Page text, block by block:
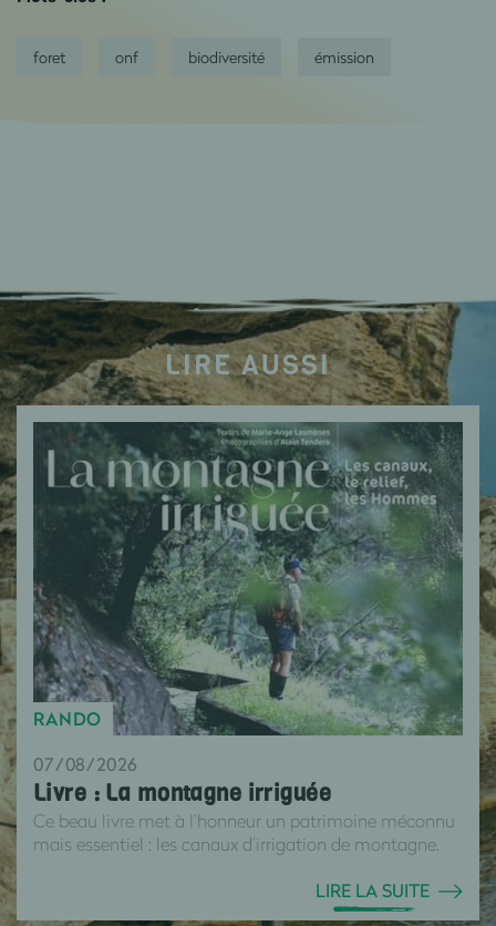
foret onf biodiversité émission
LIRE AUSSI
RANDO
07/08/2026
Livre : La montagne irriguée
Ce beau livre met à l’honneur un patrimoine méconnu
mais essentiel : les canaux d’irrigation de montagne.
LIRE LA SUITE